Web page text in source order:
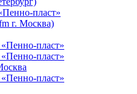
пласт»
г. Москва)
пласт»
пласт»
пласт»